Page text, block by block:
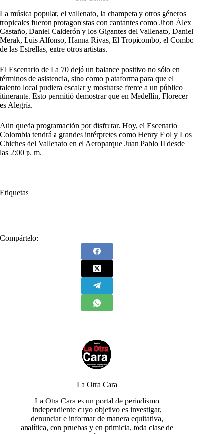
La música popular, el vallenato, la champeta y otros géneros
tropicales fueron protagonistas con cantantes como Jhon Álex
Castaño, Daniel Calderón y los Gigantes del Vallenato, Daniel
Merak, Luis Alfonso, Hanna Rivas, El Tropicombo, el Combo
de las Estrellas, entre otros artistas.
El Escenario de La 70 dejó un balance positivo no sólo en
términos de asistencia, sino como plataforma para que el
talento local pudiera escalar y mostrarse frente a un público
itinerante. Esto permitió demostrar que en Medellín, Florecer
es Alegría.
Aún queda programación por disfrutar. Hoy, el Escenario
Colombia tendrá a grandes intérpretes como Henry Fiol y Los
Chiches del Vallenato en el Aeroparque Juan Pablo II desde
las 2:00 p. m.
Etiquetas
Compártelo:
La Otra Cara
La Otra Cara es un portal de periodismo
independiente cuyo objetivo es investigar,
denunciar e informar de manera equitativa,
analítica, con pruebas y en primicia, toda clase de